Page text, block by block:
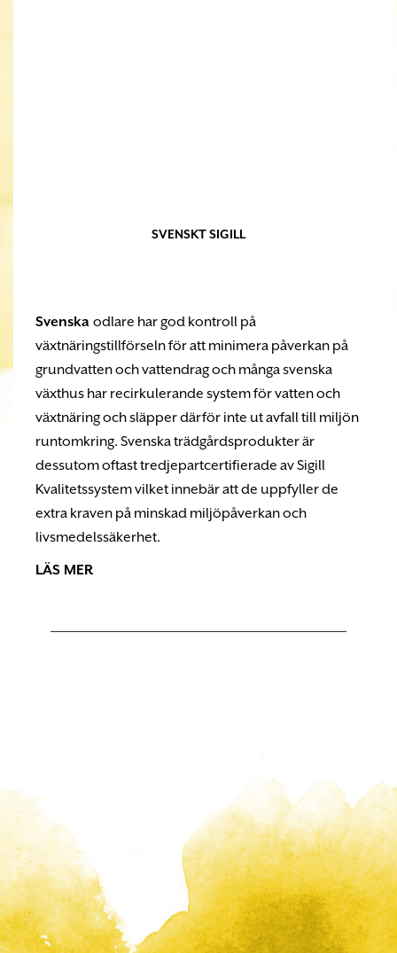
SVENSKT SIGILL
Svenska odlare har god kontroll på
växtnäringstillförseln för att minimera påverkan på
grundvatten och vattendrag och många svenska
växthus har recirkulerande system för vatten och
växtnäring och släpper därför inte ut avfall till miljön
runtomkring. Svenska trädgårdsprodukter är
dessutom oftast tredjepartcertifierade av Sigill
Kvalitetssystem vilket innebär att de uppfyller de
extra kraven på minskad miljöpåverkan och
livsmedelssäkerhet.
LÄS MER